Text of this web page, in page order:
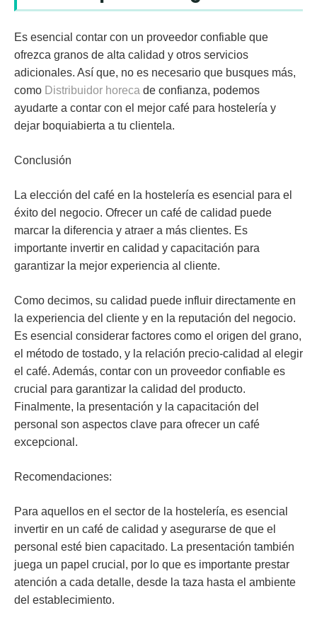
Es esencial contar con un proveedor confiable que
ofrezca granos de alta calidad y otros servicios
adicionales. Así que, no es necesario que busques más,
como Distribuidor horeca de confianza, podemos
ayudarte a contar con el mejor café para hostelería y
dejar boquiabierta a tu clientela.
Conclusión
La elección del café en la hostelería es esencial para el
éxito del negocio. Ofrecer un café de calidad puede
marcar la diferencia y atraer a más clientes. Es
importante invertir en calidad y capacitación para
garantizar la mejor experiencia al cliente.
Como decimos, su calidad puede influir directamente en
la experiencia del cliente y en la reputación del negocio.
Es esencial considerar factores como el origen del grano,
el método de tostado, y la relación precio-calidad al elegir
el café. Además, contar con un proveedor confiable es
crucial para garantizar la calidad del producto.
Finalmente, la presentación y la capacitación del
personal son aspectos clave para ofrecer un café
excepcional.
Recomendaciones:
Para aquellos en el sector de la hostelería, es esencial
invertir en un café de calidad y asegurarse de que el
personal esté bien capacitado. La presentación también
juega un papel crucial, por lo que es importante prestar
atención a cada detalle, desde la taza hasta el ambiente
del establecimiento.